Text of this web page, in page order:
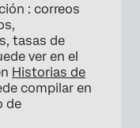
: correos
tasas de
ver en el
Historias de
compilar en
de